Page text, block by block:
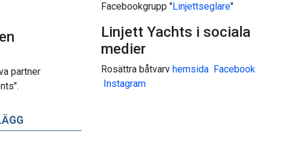
partner
Facebookgrupp "Linjettseglare"
Linjett Yachts i sociala
medier
Rosättra båtvarv hemsida Facebook
Instagram